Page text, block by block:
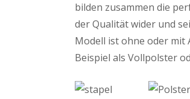
bilden zusammen die
der Qualität wider und
Modell ist ohne oder mit
Beispiel als Vollpolster